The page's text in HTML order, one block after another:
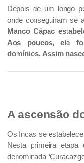
Depois de um longo
onde conseguiram se
Manco Cápac
Aos poucos, ele
domínios. Assim
A ascensão
Os Incas se
Nesta primeira
denominada